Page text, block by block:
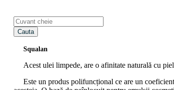
Cauta
Squalan
Acest ulei limpede, are o afinitate naturală cu
Este un produs polifuncțional ce are un